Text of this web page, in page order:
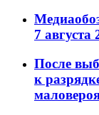
7 августа
После
к